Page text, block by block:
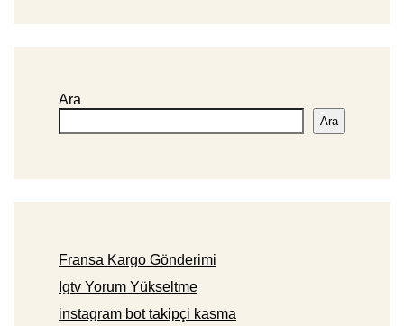
Ara
Ara
Fransa Kargo Gönderimi
Igtv Yorum Yükseltme
instagram bot takipçi kasma